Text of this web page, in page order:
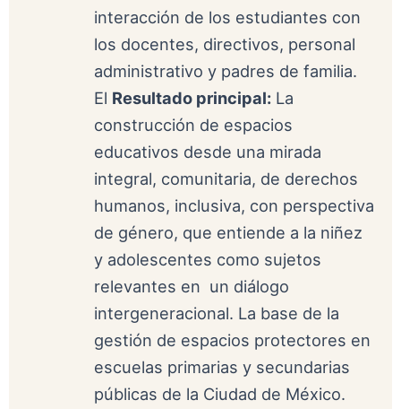
interacción de los estudiantes con
los docentes, directivos, personal
administrativo y padres de familia.
El Resultado principal:La
construcción de espacios
educativos desde una mirada
integral, comunitaria, de derechos
humanos, inclusiva, con perspectiva
de género, que entiende a la niñez
y adolescentes como sujetos
relevantes en un diálogo
intergeneracional. La base de la
gestión de espacios protectores en
escuelas primarias y secundarias
públicas de la Ciudad de México.